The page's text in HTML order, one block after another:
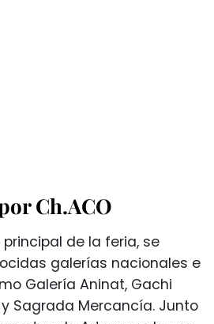
Ch.ACO
de la feria, se
galerías nacionales e
Galería Aninat, Gachi
Sagrada Mercancía. Junto